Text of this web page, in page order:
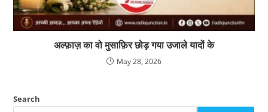
अल्फ़ाज़ का वो मुसाफ़िर छोड़ गया उजाले यादों के
May 28, 2026
Search